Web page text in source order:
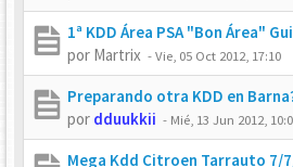
1ª KDD Área PSA "Bon Área"
por Martrix -Vie, 05 Oct 2012, 17:10
Preparando otra KDD en
por dduukkii - Mié, 13 Jun 2012,
Mega Kdd Citroen Tarrauto 7/